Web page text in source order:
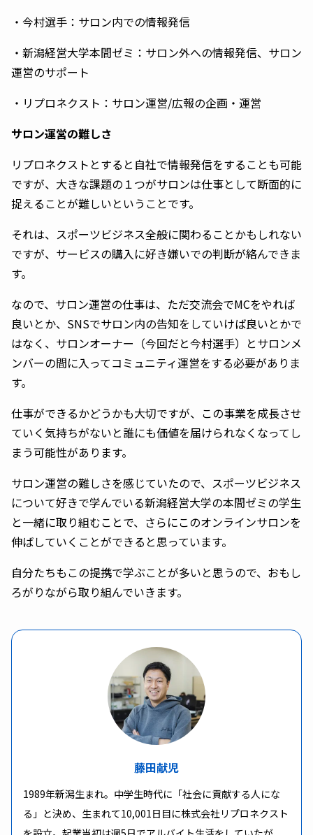
・今村選手：サロン内での情報発信
・新潟経営大学本間ゼミ：サロン外への情報発信、サロン
運営のサポート
・リプロネクスト：サロン運営/広報の企画・運営
サロン運営の難しさ
リプロネクストとすると自社で情報発信をすることも可能
ですが、大きな課題の１つがサロンは仕事として断面的に
捉えることが難しいということです。
それは、スポーツビジネス全般に関わることかもしれない
ですが、サービスの購入に好き嫌いでの判断が絡んできま
す。
なので、サロン運営の仕事は、ただ交流会でMCをやれば
良いとか、SNSでサロン内の告知をしていけば良いとかで
はなく、サロンオーナー（今回だと今村選手）とサロンメ
ンバーの間に入ってコミュニティ運営をする必要がありま
す。
仕事ができるかどうかも大切ですが、この事業を成長させ
ていく気持ちがないと誰にも価値を届けられなくなってし
まう可能性があります。
サロン運営の難しさを感じていたので、スポーツビジネス
について好きで学んでいる新潟経営大学の本間ゼミの学生
と一緒に取り組むことで、さらにこのオンラインサロンを
伸ばしていくことができると思っています。
自分たちもこの提携で学ぶことが多いと思うので、おもし
ろがりながら取り組んでいきます。
藤田献児
1989年新潟生まれ。中学生時代に「社会に貢献する人にな
る」と決め、生まれて10,001日目に株式会社リプロネクスト